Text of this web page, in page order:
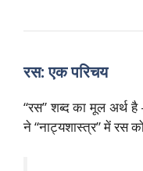
रस: एक परिचय
“रस” शब्द का मूल अर्थ है
ने “नाट्यशास्त्र” में रस